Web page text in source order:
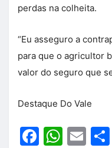
perdas na colheita.
“Eu asseguro a
para que o agricultor
valor do seguro que
Destaque Do Vale